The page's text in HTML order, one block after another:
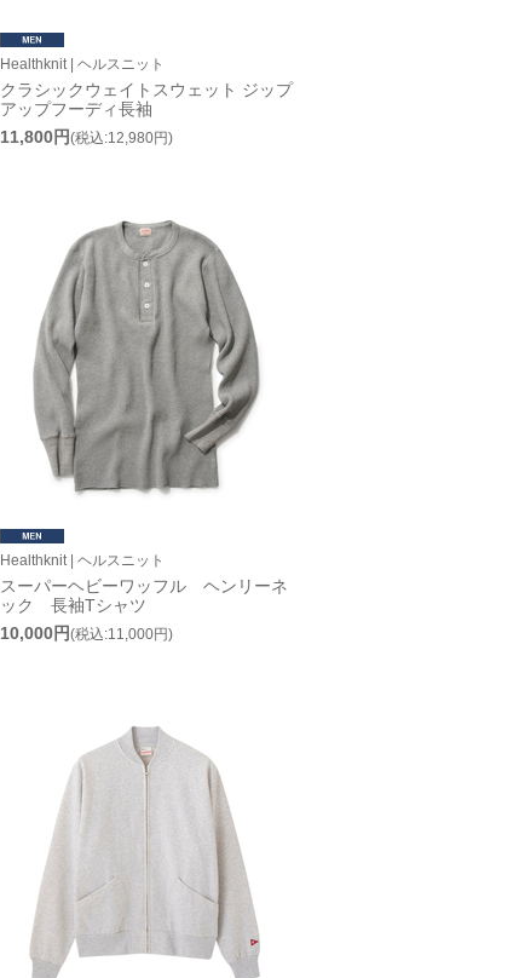
Healthknit | ヘルスニット
クラシックウェイトスウェット ジップ
アップフーディ長袖
11,800円(税込:12,980円)
Healthknit | ヘルスニット
スーパーヘビーワッフル ヘンリーネ
ック 長袖Tシャツ
10,000円(税込:11,000円)